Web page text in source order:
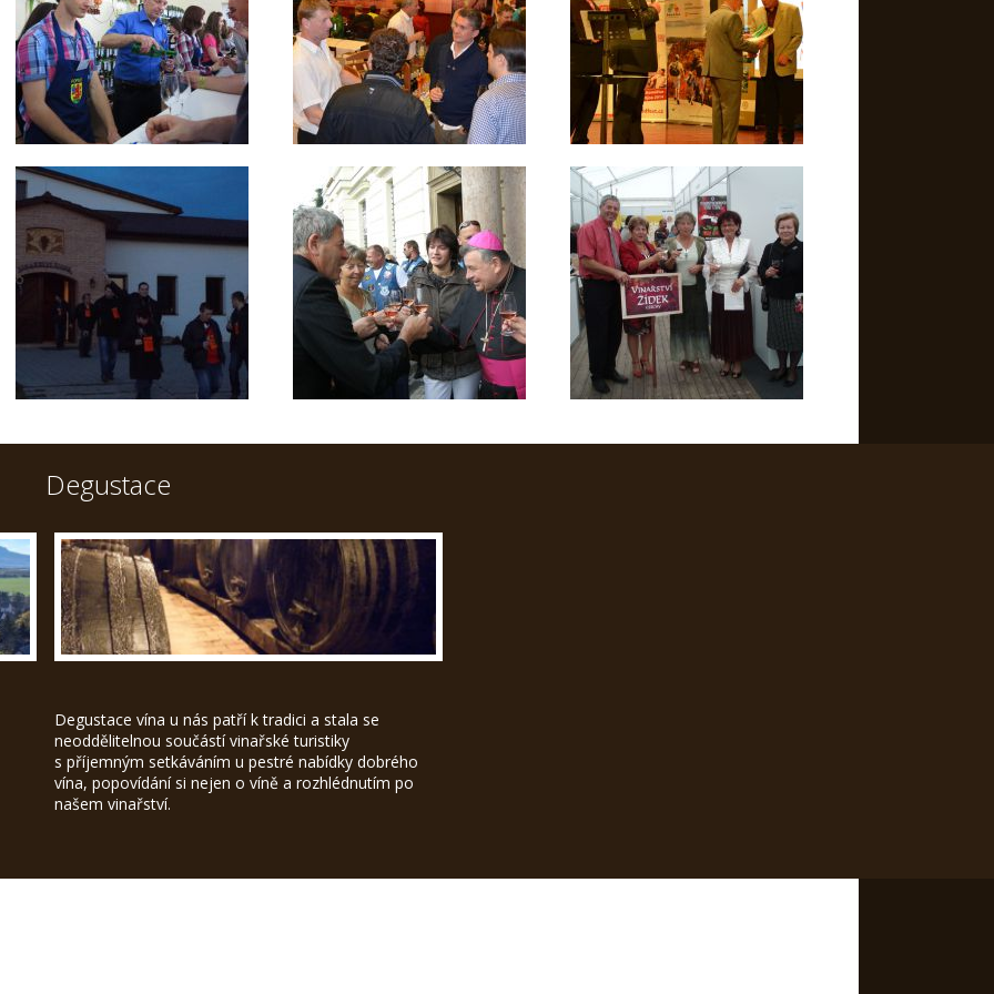
Degustace
Degustace vína u nás patří k tradici a stala se
neoddělitelnou součástí vinařské turistiky
s příjemným setkáváním u pestré nabídky dobrého
vína, popovídání si nejen o víně a rozhlédnutím po
našem vinařství.